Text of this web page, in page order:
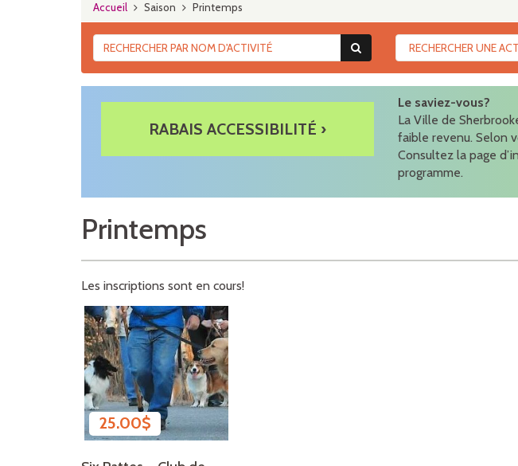
Accueil Saison Printemps
RABAIS ACCESSIBILITÉ ›
Le saviez-vous?
La Ville de
faible revenu. Selon
Consultez la page
programme.
Printemps
Les inscriptions sont en cours!
25.00$